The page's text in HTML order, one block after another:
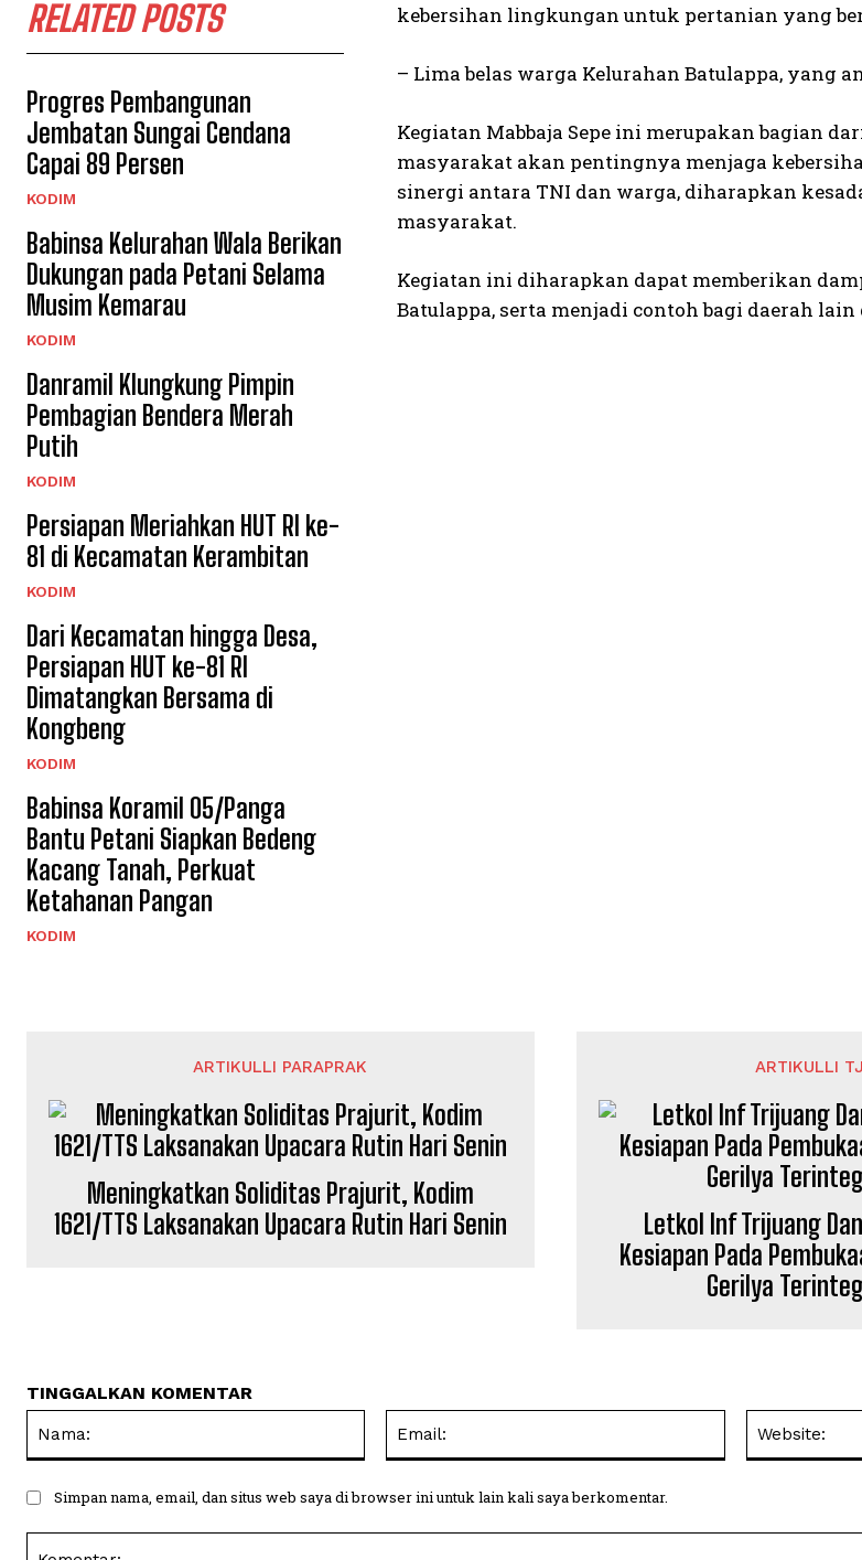
RELATED POSTS
Progres Pembangunan
Jembatan Sungai Cendana
Capai 89 Persen
KODIM
Babinsa Kelurahan Wala Berikan
Dukungan pada Petani Selama
Musim Kemarau
KODIM
Danramil Klungkung Pimpin
Pembagian Bendera Merah
Putih
KODIM
Persiapan Meriahkan HUT RI ke-
81 di Kecamatan Kerambitan
KODIM
Dari Kecamatan hingga Desa,
Persiapan HUT ke-81 RI
Dimatangkan Bersama di
Kongbeng
KODIM
Babinsa Koramil 05/Panga
Bantu Petani Siapkan Bedeng
Kacang Tanah, Perkuat
Ketahanan Pangan
KODIM
kebersihan lingkungan untuk pertanian yang
– Lima belas warga Kelurahan Batulappa, yang
Kegiatan Mabbaja Sepe ini merupakan bagian
masyarakat akan pentingnya menjaga
sinergi antara TNI dan warga, diharapkan
masyarakat.
Kegiatan ini diharapkan dapat memberikan
Batulappa, serta menjadi contoh bagi daerah
ARTIKULLI PARAPRAK
Meningkatkan Soliditas Prajurit, Kodim
1621/TTS Laksanakan Upacara Rutin Hari Senin
ARTIKULLI
Letkol Inf Trijuang
Kesiapan Pada
Gerilya
TINGGALKAN KOMENTAR
Simpan nama, email, dan situs web saya di browser ini untuk lain kali saya berkomentar.